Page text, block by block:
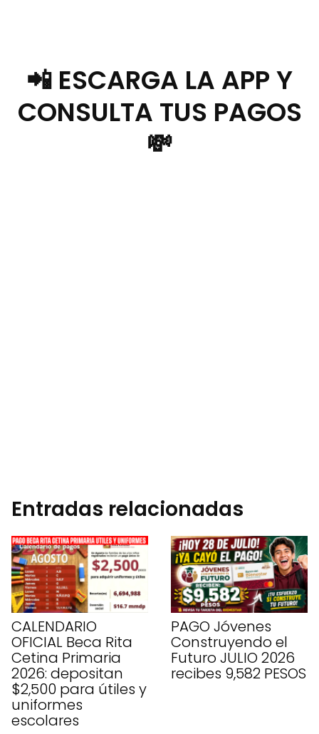
📲 ESCARGA LA APP Y
CONSULTA TUS PAGOS
💸
Entradas relacionadas
CALENDARIO
OFICIAL Beca Rita
Cetina Primaria
2026: depositan
$2,500 para útiles y
uniformes
escolares
PAGO Jóvenes
Construyendo el
Futuro JULIO 2026
recibes 9,582 PESOS